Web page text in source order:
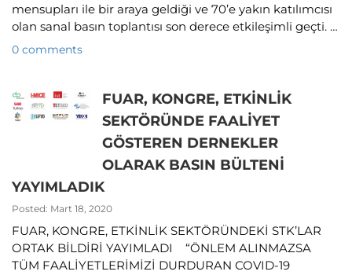
mensupları ile bir araya geldiği ve 70’e yakın katılımcısı
olan sanal basın toplantısı son derece etkileşimli geçti. …
0 comments
FUAR, KONGRE, ETKİNLİK
SEKTÖRÜNDE FAALİYET
GÖSTEREN DERNEKLER
OLARAK BASIN BÜLTENİ
YAYIMLADIK
Posted: Mart 18, 2020
FUAR, KONGRE, ETKİNLİK SEKTÖRÜNDEKİ STK’LAR
ORTAK BİLDİRİ YAYIMLADI “ÖNLEM ALINMAZSA
TÜM FAALİYETLERİMİZİ DURDURAN COVID-19